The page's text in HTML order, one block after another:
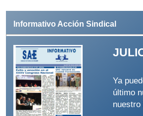
Informativo Acción Sindical
Ya
último